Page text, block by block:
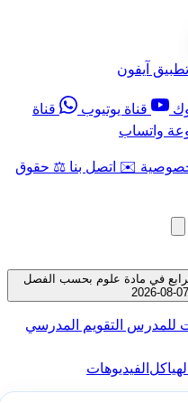
آيفون
قناة يوتيوب
قناة
واتساب
✉️ اتصل بنا ⚖️ حقوق
في مادة علوم بحسب الفصل
للمدرس التقويم المدرسي
الفيديوهات